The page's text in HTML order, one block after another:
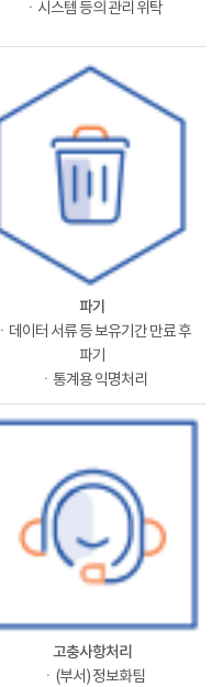
ㆍ시스템 등의 관리 위탁
파기
ㆍ데이터 서류 등 보유기간 만료 후
파기
ㆍ통계용 익명처리
고충사항처리
ㆍ(부서) 정보화팀